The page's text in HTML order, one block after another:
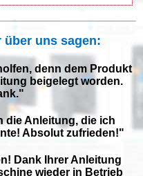
über uns sagen:
denn dem Produkt
beigelegt worden.
die Anleitung, die ich
Absolut zufrieden!"
Dank Ihrer Anleitung
wieder in Betrieb